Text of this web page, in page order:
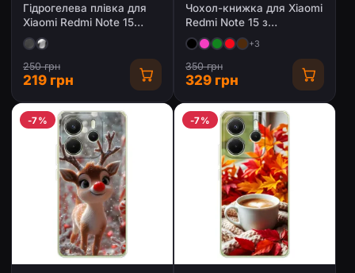
Гідрогелева плівка для
Xiaomi Redmi Note 15
(Глянцева / Матова)
250 грн
219 грн
Чохол-книжка для Xiaomi
Redmi Note 15 з
магнітною застібкою
+3
350 грн
329 грн
-7% -7%